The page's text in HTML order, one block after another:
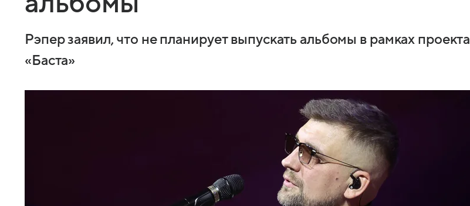
Рэпер заявил, что не планирует выпускать альбомы в рамках проекта
«Баста»